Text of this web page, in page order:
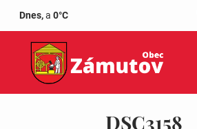
Dnes,a 0°C
_DSC3158